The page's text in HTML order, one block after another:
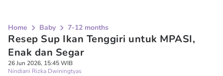
Home Baby 7-12 months
Resep Sup Ikan Tenggiri untuk MPASI,
Enak dan Segar
26 Jun 2026, 15:45 WIB
Nindiani Rizka Dwiningtyas